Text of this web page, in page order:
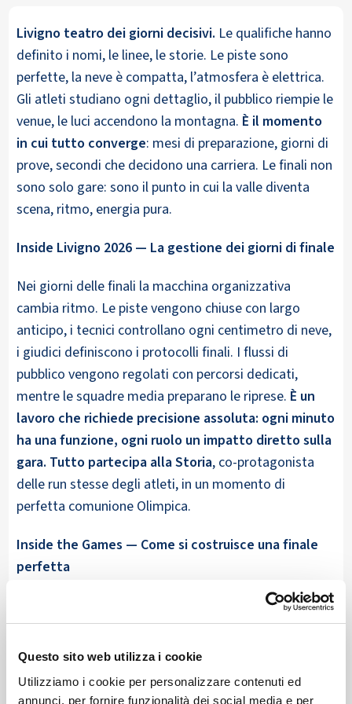
Questo sito web utilizza i cookie
Utilizziamo i cookie per personalizzare contenuti ed
annunci, per fornire funzionalità dei social media e per
Livigno teatro dei giorni decisivi. Le qualifiche hanno
definito i nomi, le linee, le storie. Le piste sono
perfette, la neve è compatta, l’atmosfera è elettrica.
Gli atleti studiano ogni dettaglio, il pubblico riempie le
venue, le luci accendono la montagna. È il momento
in cui tutto converge: mesi di preparazione, giorni di
prove, secondi che decidono una carriera. Le finali non
sono solo gare: sono il punto in cui la valle diventa
scena, ritmo, energia pura.
Inside Livigno 2026 — La gestione dei giorni di finale
Nei giorni delle finali la macchina organizzativa
cambia ritmo. Le piste vengono chiuse con largo
anticipo, i tecnici controllano ogni centimetro di neve,
i giudici definiscono i protocolli finali. I flussi di
pubblico vengono regolati con percorsi dedicati,
mentre le squadre media preparano le riprese. È un
lavoro che richiede precisione assoluta: ogni minuto
ha una funzione, ogni ruolo un impatto diretto sulla
gara. Tutto partecipa alla Storia, co-protagonista
delle run stesse degli atleti, in un momento di
perfetta comunione Olimpica.
Inside the Games — Come si costruisce una finale
perfetta
Una finale nasce da un equilibrio tra neve, velocità e
visibilità. I tecnici regolano la compattezza della pista,
i giudici definiscono i criteri di valutazione, gli atleti
posizionate per catturare ogni gesto, mentre i sensori